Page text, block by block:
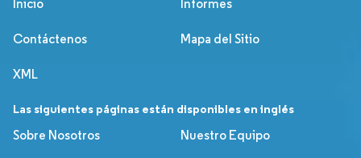
Inicio Informes
Contáctenos Mapa del Sitio
XML
Las siguientes páginas están disponibles en inglés
Sobre Nosotros
Nuestro Equipo